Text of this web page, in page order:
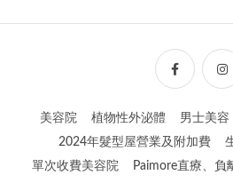
美容院 植物性外泌體 男士美容
2024年髮型屋營業及附加費
單次收費美容院
Paimore直療、負